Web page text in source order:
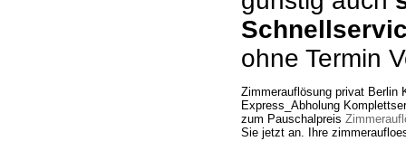
ohne Termin
Zimmerauflösung privat Berlin
Express_Abholung
zum Pauschalpreis
Sie jetzt an. Ihre